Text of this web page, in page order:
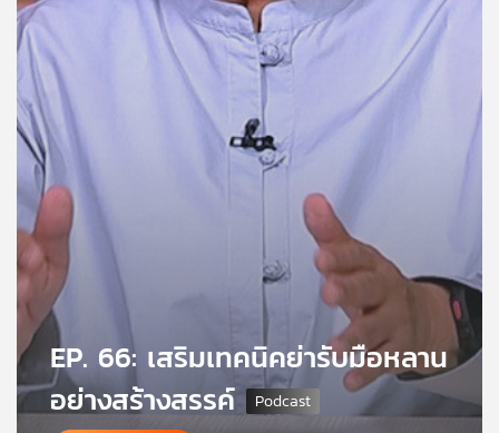
บทความ
ข่าว
และ
กิจกรรม
เกี่ยว
กับ
เรา
เครือ
ข่าย
EP. 66: เสริมเทคนิคย่ารับมือหลาน
อย่างสร้างสรรค์